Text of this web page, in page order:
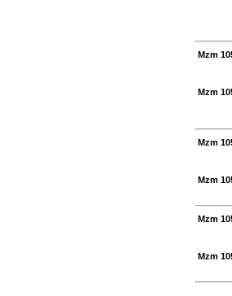
Mzm
Mzm
Mzm
Mzm
Mzm
Mzm